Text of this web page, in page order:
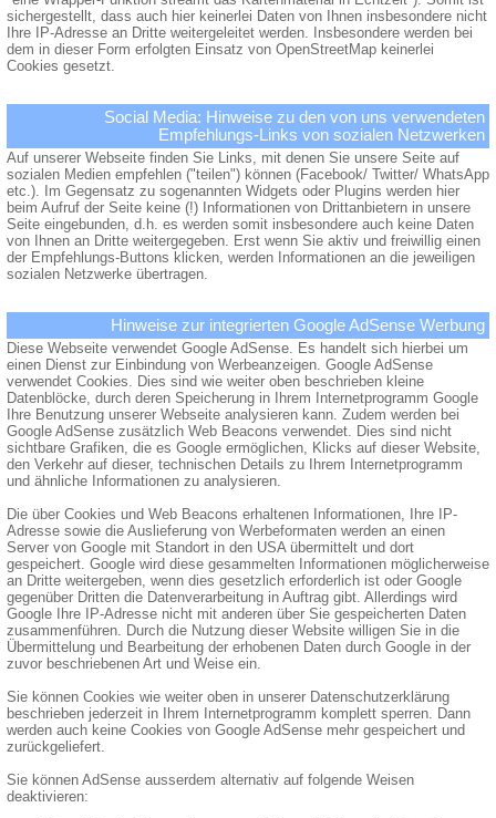
sichergestellt, dass auch hier keinerlei Daten von Ihnen insbesondere nicht
Ihre IP-Adresse an Dritte weitergeleitet werden. Insbesondere werden bei
dem in dieser Form erfolgten Einsatz von OpenStreetMap keinerlei
Cookies gesetzt.
Social Media: Hinweise zu den von uns verwendeten
Empfehlungs-Links von sozialen Netzwerken
Auf unserer Webseite finden Sie Links, mit denen Sie unsere Seite auf
sozialen Medien empfehlen ("teilen") können (Facebook/ Twitter/ WhatsApp
etc.). Im Gegensatz zu sogenannten Widgets oder Plugins werden hier
beim Aufruf der Seite keine (!) Informationen von Drittanbietern in unsere
Seite eingebunden, d.h. es werden somit insbesondere auch keine Daten
von Ihnen an Dritte weitergegeben. Erst wenn Sie aktiv und freiwillig einen
der Empfehlungs-Buttons klicken, werden Informationen an die jeweiligen
sozialen Netzwerke übertragen.
Hinweise zur integrierten Google AdSense Werbung
Diese Webseite verwendet Google AdSense. Es handelt sich hierbei um
einen Dienst zur Einbindung von Werbeanzeigen. Google AdSense
verwendet Cookies. Dies sind wie weiter oben beschrieben kleine
Datenblöcke, durch deren Speicherung in Ihrem Internetprogramm Google
Ihre Benutzung unserer Webseite analysieren kann. Zudem werden bei
Google AdSense zusätzlich Web Beacons verwendet. Dies sind nicht
sichtbare Grafiken, die es Google ermöglichen, Klicks auf dieser Website,
den Verkehr auf dieser, technischen Details zu Ihrem Internetprogramm
und ähnliche Informationen zu analysieren.
Die über Cookies und Web Beacons erhaltenen Informationen, Ihre IP-
Adresse sowie die Auslieferung von Werbeformaten werden an einen
Server von Google mit Standort in den USA übermittelt und dort
gespeichert. Google wird diese gesammelten Informationen möglicherweise
an Dritte weitergeben, wenn dies gesetzlich erforderlich ist oder Google
gegenüber Dritten die Datenverarbeitung in Auftrag gibt. Allerdings wird
Google Ihre IP-Adresse nicht mit anderen über Sie gespeicherten Daten
zusammenführen. Durch die Nutzung dieser Website willigen Sie in die
Übermittelung und Bearbeitung der erhobenen Daten durch Google in der
zuvor beschriebenen Art und Weise ein.
Sie können Cookies wie weiter oben in unserer Datenschutzerklärung
beschrieben jederzeit in Ihrem Internetprogramm komplett sperren. Dann
werden auch keine Cookies von Google AdSense mehr gespeichert und
zurückgeliefert.
Sie können AdSense ausserdem alternativ auf folgende Weisen
deaktivieren: